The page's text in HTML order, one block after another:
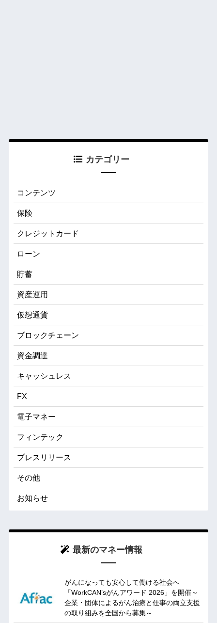
カテゴリー
コンテンツ
保険
クレジットカード
ローン
貯蓄
資産運用
仮想通貨
ブロックチェーン
資金調達
キャッシュレス
FX
電子マネー
フィンテック
プレスリリース
その他
お知らせ
最新のマネー情報
がんになっても安心して働ける社会へ
「WorkCAN’sがんアワード 2026」を開催～
企業・団体によるがん治療と仕事の両立支援
の取り組みを全国から募集～